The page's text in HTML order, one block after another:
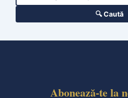
s
🔍 Caută
Abonează-te la